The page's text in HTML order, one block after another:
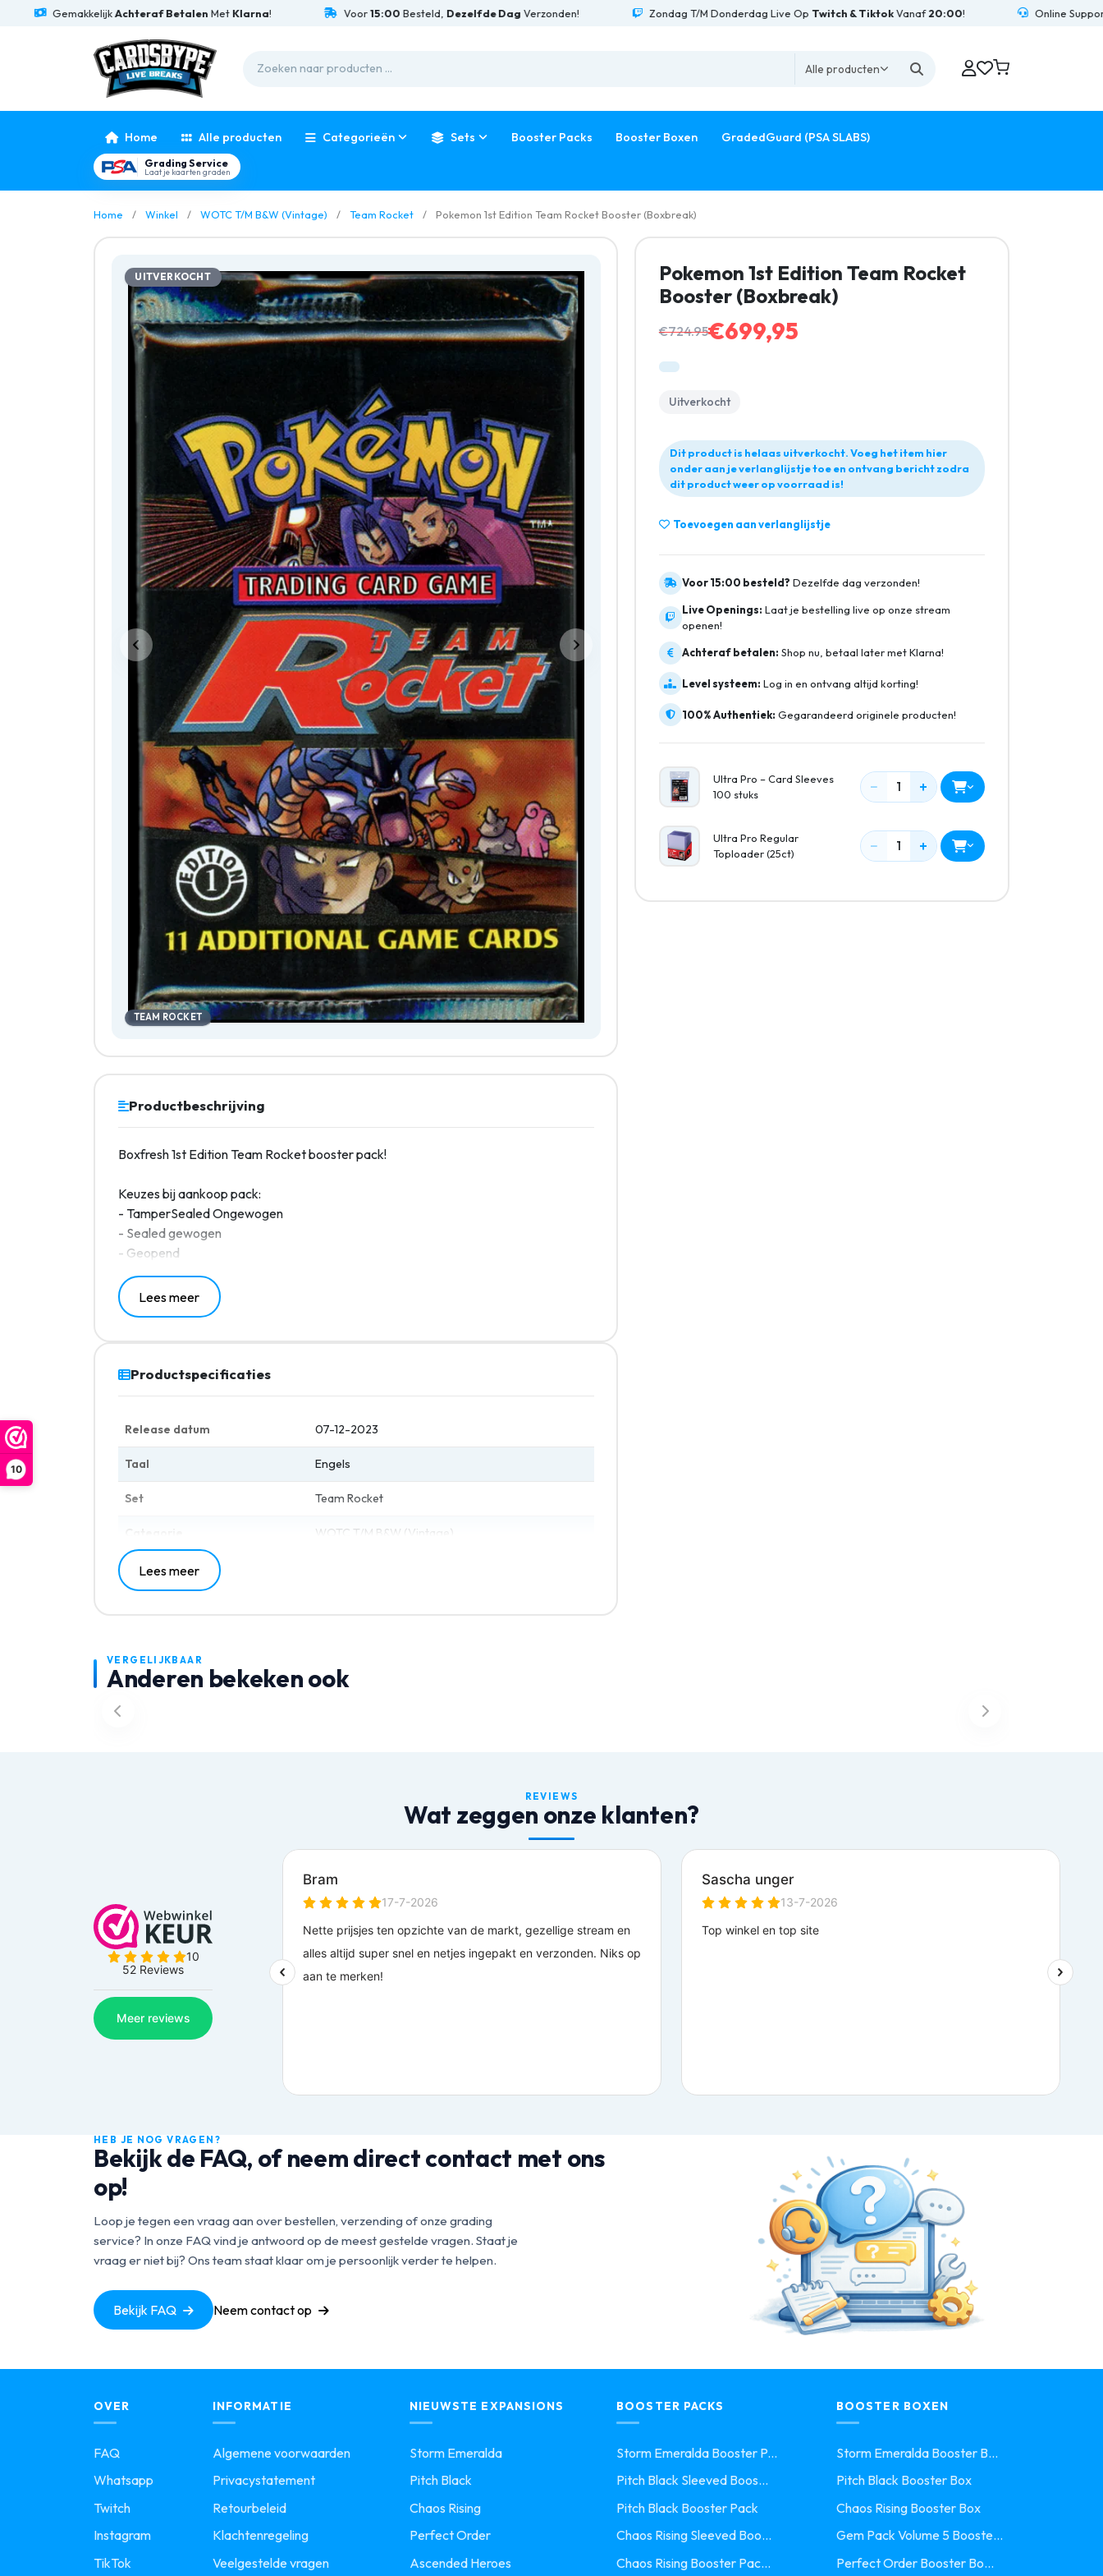
10
GemakkelijkAchteraf BetalenMetKlarna! Voor 15:00Besteld,Dezelfde DagVerzonden! Zondag T/M Donderdag Live OpTwitch & TiktokVanaf20:00! Online Support24/
Alle producten
Home Alle producten Categorieën Sets Booster Packs Booster Boxen GradedGuard (PSA SLABS)
Grading Service
Laat je kaarten graden
Home Winkel WOTC T/M B&W (Vintage) Team Rocket Pokemon 1st Edition Team Rocket Booster (Boxbreak)
UITVERKOCHT
TEAM ROCKET
Pokemon 1st Edition Team Rocket
Booster (Boxbreak)
€724.95€699,95
Uitverkocht
Dit product is helaas uitverkocht. Voeg het item hier
onder aan je verlanglijstje toe en ontvang bericht zodra
dit product weer op voorraad is!
Toevoegen aan verlanglijstje
Voor 15:00 besteld? Dezelfde dag verzonden!
Live Openings: Laat je bestelling live op onze stream
openen!
Achteraf betalen: Shop nu, betaal later met Klarna!
Level systeem: Log in en ontvang altijd korting!
100% Authentiek: Gegarandeerd originele producten!
Ultra Pro – Card Sleeves
100 stuks
− 1 +
Ultra Pro Regular
Toploader (25ct)
− 1 +
Productbeschrijving
Boxfresh 1st Edition Team Rocket booster pack!
Keuzes bij aankoop pack:
- TamperSealed Ongewogen
- Sealed gewogen
- Geopend
Lees meer
Productspecificaties
Release datum 07-12-2023
Taal Engels
Set Team Rocket
WOTC T/M B&W (Vintage)
Lees meer
VERGELIJKBAAR
Anderen bekeken ook
REVIEWS
Wat zeggen onze klanten?
HEB JE NOG VRAGEN?
Bekijk de FAQ, of neem direct contact met ons
op!
Loop je tegen een vraag aan over bestellen, verzending of onze grading
service? In onze FAQ vind je antwoord op de meest gestelde vragen. Staat je
vraag er niet bij? Ons team staat klaar om je persoonlijk verder te helpen.
Bekijk FAQ Neem contact op
OVER
FAQ
Whatsapp
Twitch
Instagram
TikTok
INFORMATIE
Algemene voorwaarden
Privacystatement
Retourbeleid
Klachtenregeling
Veelgestelde vragen
NIEUWSTE EXPANSIONS
Storm Emeralda
Pitch Black
Chaos Rising
Perfect Order
Ascended Heroes
BOOSTER PACKS
Storm Emeralda Booster P...
Pitch Black Sleeved Boos...
Pitch Black Booster Pack
Chaos Rising Sleeved Boo...
Chaos Rising Booster Pac...
BOOSTER BOXEN
Storm Emeralda Booster B...
Pitch Black Booster Box
Chaos Rising Booster Box
Gem Pack Volume 5 Booste...
Perfect Order Booster Bo...